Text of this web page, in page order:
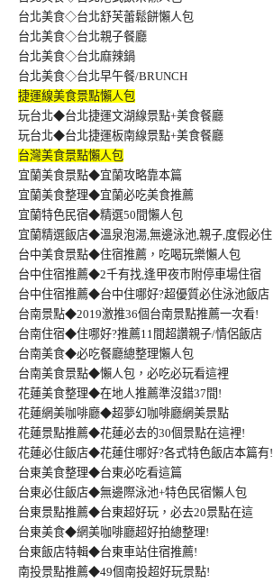
台北美食◇台北舒芙蕾鬆餅懶人包
台北美食◇台北親子餐廳
台北美食◇台北麻辣鍋
台北美食◇台北早午餐/BRUNCH
捷運線美食景點懶人包
玩台北◆台北捷運文湖線景點+美食餐廳
玩台北◆台北捷運板南線景點+美食餐廳
台灣美食景點懶人包
宜蘭美食景點◆宜蘭攻略靠本篇
宜蘭美食整理◆宜蘭必吃美食推薦
宜蘭特色民宿◆精選50間懶人包
宜蘭精選飯店◆溫泉泡湯,無邊泳池,親子,度假必住
台中美食景點◆住宿推薦，吃喝玩樂懶人包
台中住宿推薦◆2千有找,逢甲夜市附停車場住宿
台中住宿推薦◆台中住哪好?超優質必住泳池飯店
台南景點◆2019激推36個台南景點推薦一次看!
台南住宿◆住哪好?推薦11間超讚親子/情侶飯店
台南美食◆必吃餐廳總整理懶人包
台南美食景點◆懶人包，必吃必玩看這裡
花蓮美食整理◆在地人推薦準沒錯37間!
花蓮網美咖啡廳◆超夢幻咖啡廳網美景點
花蓮景點推薦◆花蓮必去的30個景點在這裡!
花蓮必住飯店◆花蓮住哪好?各式特色飯店本篇有!
台東美食整理◆台東必吃看這篇
台東必住飯店◆無邊際泳池+特色民宿懶人包
台東景點推薦◆台東超好玩，必去20景點在這
台東美食◆網美咖啡廳超好拍總整理!
台東飯店特輯◆台東車站住宿推薦!
南投景點推薦◆49個南投超好玩景點!